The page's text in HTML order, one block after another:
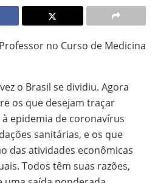
no Curso de Medicina
o Brasil se dividiu. Agora
os que desejam traçar
epidemia de coronavírus
sanitárias, e os que
das atividades econômicas
Todos têm suas razões,